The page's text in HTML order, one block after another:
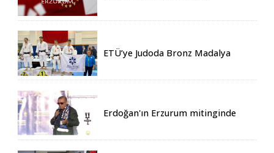
ETÜ’ye Judoda Bronz Madalya
Erdoğan'ın Erzurum mitinginde